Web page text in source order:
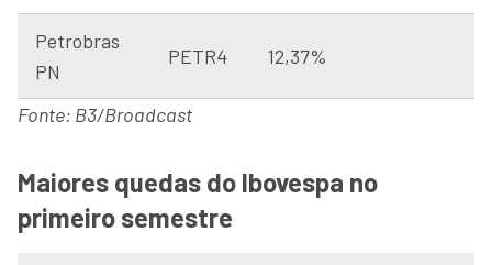
Petrobras
PN
PETR4 12,37%
Fonte: B3/Broadcast
Maiores quedas do Ibovespa no
primeiro semestre